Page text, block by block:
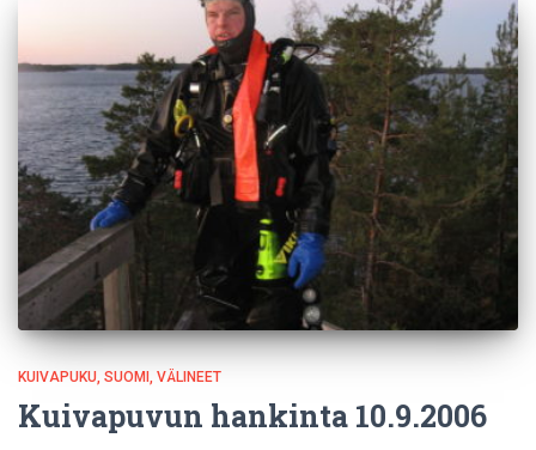
KUIVAPUKU SUOMI VÄLINEET
Kuivapuvun hankinta 10.9.2006